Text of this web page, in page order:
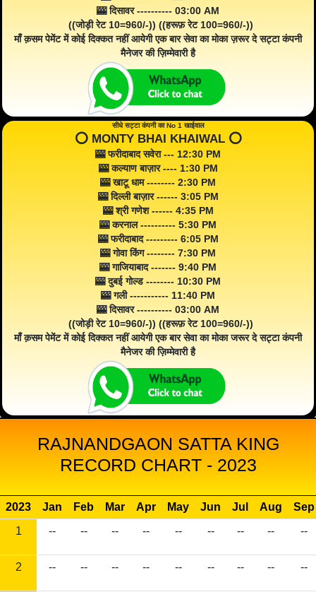
🎰 दिसावर ---------- 03:00 AM
((जोड़ी रेट 10=960/-)) ((हरूफ़ रेट 100=960/-))
माँ क़सम पेमेंट में कोई दिक्कत नहीं आयेगी एक बार सेवा का मोका ज़रूर दे सट्टा कंपनी
मैनेजर की ज़िम्मेवारी है
सीधे सट्टा कंपनी का No 1 खाईवाल
⭕️ MONTY BHAI KHAIWAL ⭕️
🎰 फरीदाबाद सवेरा --- 12:30 PM
🎰 कल्याण बाज़ार ---- 1:30 PM
🎰 खाटू धाम -------- 2:30 PM
🎰 दिल्ली बाज़ार ------ 3:05 PM
🎰 श्री गणेश ------ 4:35 PM
🎰 करनाल ---------- 5:30 PM
🎰 फरीदाबाद --------- 6:05 PM
🎰 गोवा किंग -------- 7:30 PM
🎰 गाजियाबाद ------- 9:40 PM
🎰 दुबई गोल्ड -------- 10:30 PM
🎰 गली ----------- 11:40 PM
🎰 दिसावर ---------- 03:00 AM
((जोड़ी रेट 10=960/-)) ((हरूफ़ रेट 100=960/-))
माँ क़सम पेमेंट में कोई दिक्कत नहीं आयेगी एक बार सेवा का मोका जरूर दे सट्टा कंपनी
मैनेजर की ज़िम्मेवारी है
RAJNANDGAON SATTA KING
RECORD CHART - 2023
2023 Jan Feb Mar Apr May Jun Jul Aug
Sep
1
-- -- -- -- -- -- -- -- --
2 -- -- -- -- -- -- -- -- --